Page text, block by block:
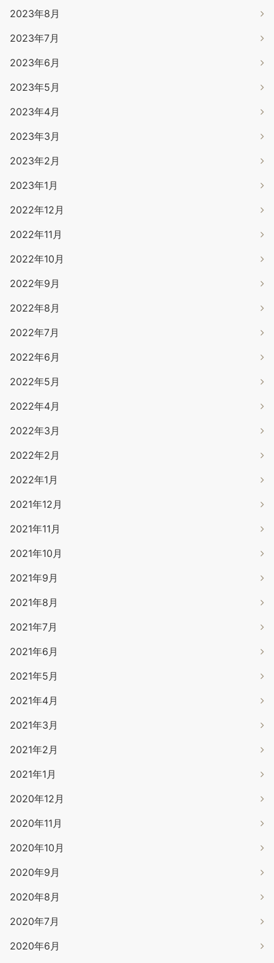
2023年8月
2023年7月
2023年6月
2023年5月
2023年4月
2023年3月
2023年2月
2023年1月
2022年12月
2022年11月
2022年10月
2022年9月
2022年8月
2022年7月
2022年6月
2022年5月
2022年4月
2022年3月
2022年2月
2022年1月
2021年12月
2021年11月
2021年10月
2021年9月
2021年8月
2021年7月
2021年6月
2021年5月
2021年4月
2021年3月
2021年2月
2021年1月
2020年12月
2020年11月
2020年10月
2020年9月
2020年8月
2020年7月
2020年6月